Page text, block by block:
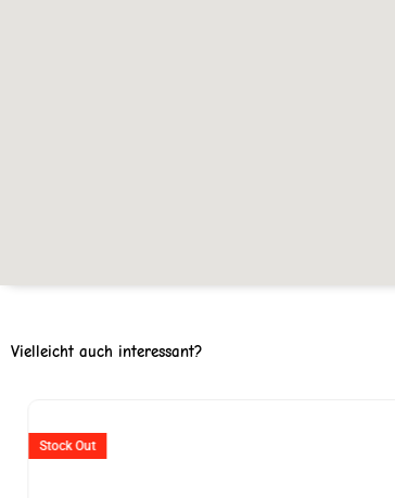
Vielleicht auch interessant?
Stock Out